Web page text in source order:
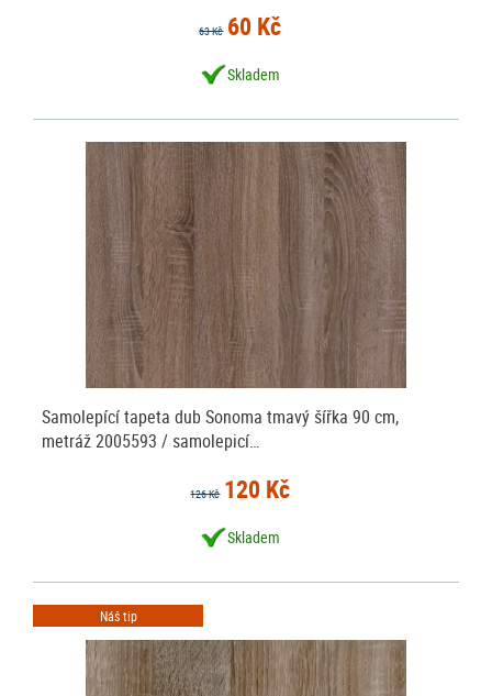
63 Kč 60 Kč
Skladem
Samolepící tapeta dub Sonoma tmavý šířka 90 cm,
metráž 2005593 / samolepicí…
126 Kč 120 Kč
Skladem
Náš tip